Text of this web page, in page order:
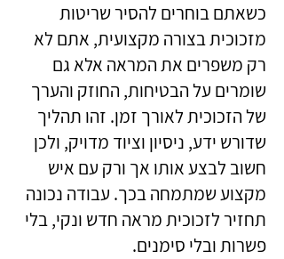
כשאתם בוחרים להסיר שריטות
מזכוכית בצורה מקצועית, אתם לא
רק משפרים את המראה אלא גם
שומרים על הבטיחות, החוזק והערך
של הזכוכית לאורך זמן. זהו תהליך
שדורש ידע, ניסיון וציוד מדויק, ולכן
חשוב לבצע אותו אך ורק עם איש
מקצוע שמתמחה בכך. עבודה נכונה
תחזיר לזכוכית מראה חדש ונקי, בלי
פשרות ובלי סימנים.